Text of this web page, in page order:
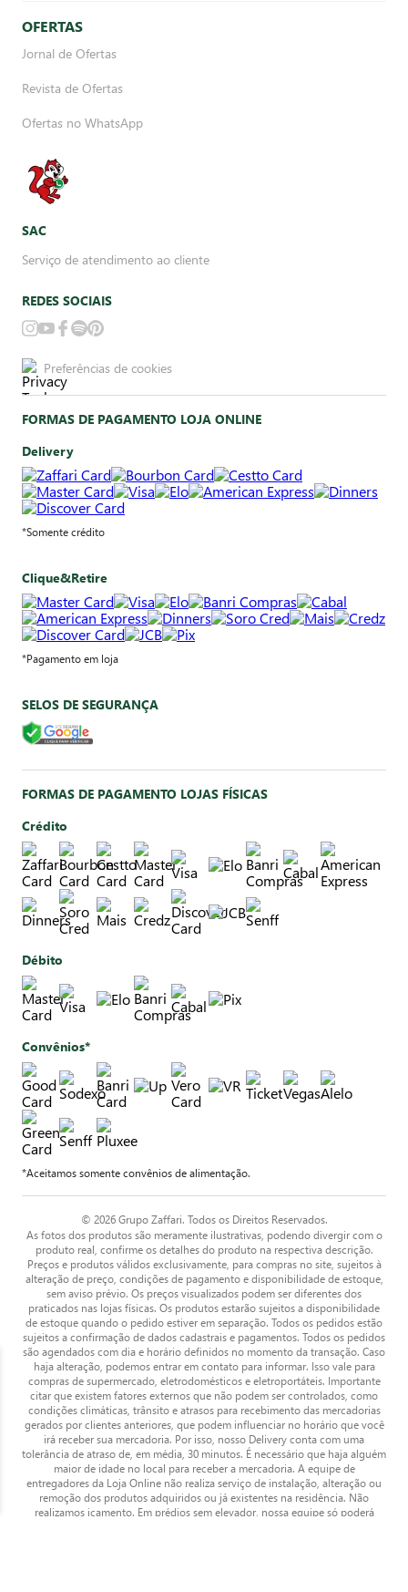
OFERTAS
Jornal de Ofertas
Revista de Ofertas
Ofertas no WhatsApp
SAC
Serviço de atendimento ao cliente
REDES SOCIAIS
Preferências de cookies
FORMAS DE PAGAMENTO LOJA ONLINE
Delivery
*Somente crédito
Clique&Retire
*Pagamento em loja
SELOS DE SEGURANÇA
FORMAS DE PAGAMENTO LOJAS FÍSICAS
Crédito
Débito
Convênios*
*Aceitamos somente convênios de alimentação.
© 2026 Grupo Zaffari. Todos os Direitos Reservados.
As fotos dos produtos são meramente ilustrativas, podendo divergir com o
produto real, confirme os detalhes do produto na respectiva descrição.
Preços e produtos válidos exclusivamente, para compras no site, sujeitos à
alteração de preço, condições de pagamento e disponibilidade de estoque,
sem aviso prévio. Os preços visualizados podem ser diferentes dos
praticados nas lojas físicas. Os produtos estarão sujeitos a disponibilidade
de estoque quando o pedido estiver em separação. Todos os pedidos estão
sujeitos a confirmação de dados cadastrais e pagamentos. Todos os pedidos
são agendados com dia e horário definidos no momento da transação. Caso
haja alteração, podemos entrar em contato para informar. Isso vale para
compras de supermercado, eletrodomésticos e eletroportáteis. Importante
citar que existem fatores externos que não podem ser controlados, como
condições climáticas, trânsito e atrasos para recebimento das mercadorias
gerados por clientes anteriores, que podem influenciar no horário que você
irá receber sua mercadoria. Por isso, nosso Delivery conta com uma
tolerância de atraso de, em média, 30 minutos. É necessário que haja alguém
maior de idade no local para receber a mercadoria. A equipe de
entregadores da Loja Online não realiza serviço de instalação, alteração ou
remoção dos produtos adquiridos ou já existentes na residência. Não
realizamos içamento. Em prédios sem elevador, nossa equipe só poderá